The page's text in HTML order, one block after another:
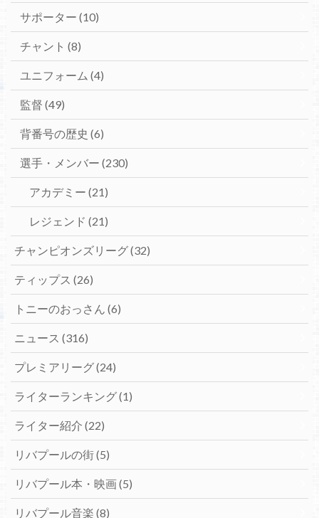
サポーター (10)
チャント (8)
ユニフォーム (4)
監督 (49)
背番号の歴史 (6)
選手・メンバー (230)
アカデミー (21)
レジェンド (21)
チャンピオンズリーグ(32)
ティップス (26)
トニーのおっさん (6)
ニュース (316)
プレミアリーグ(24)
ライターランキング(1)
ライター紹介 (22)
リバプールの街(5)
リバプール本・映画(5)
リバプール音楽 (8)